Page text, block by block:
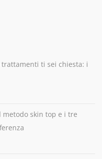
ti sei chiesta: i
skin top e i tre